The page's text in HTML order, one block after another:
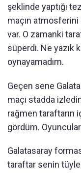
şeklinde yaptığı
maçın atmosferini
var. O zamanki
süperdi. Ne yazık
oynayamadım.
Geçen sene
maçı stadda
rağmen taraftarın
gördüm.
Galatasaray
taraftar senin